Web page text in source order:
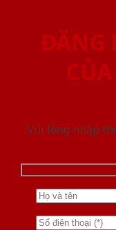
ĐĂNG
Vui lòng nhập